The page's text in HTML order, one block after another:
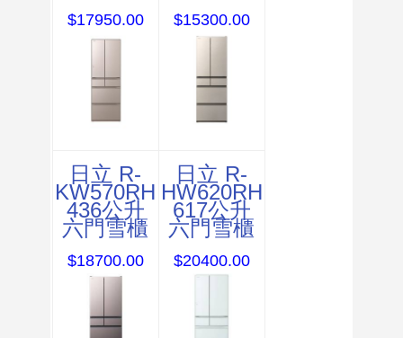
$17950.00 $15300.00
日立 R-
KW570RH
436公升
六門雪櫃
$18700.00
日立 R-
HW620RH
617公升
六門雪櫃
$20400.00